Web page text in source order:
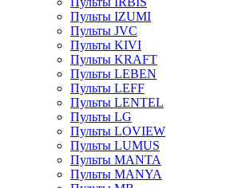
Пульты IZUMI
Пульты JVC
Пульты KIVI
Пульты KRAFT
Пульты LEBEN
Пульты LEFF
Пульты LENTEL
Пульты LG
Пульты LOVIEW
Пульты LUMUS
Пульты MANTA
Пульты MANYA